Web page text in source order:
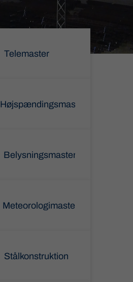
Telemaster
Højspændingsmaster
Belysningsmaster
Meteorologimaster
Stålkonstruktion